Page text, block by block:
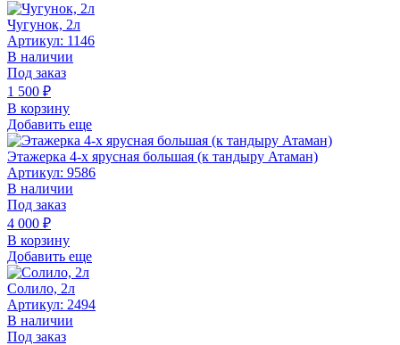
Чугунок, 2л
Артикул: 1146
В наличии
Под заказ
1 500 ₽
В корзину
Добавить еще
Этажерка 4-х ярусная большая (к тандыру Атаман)
Артикул: 9586
В наличии
Под заказ
4 000 ₽
В корзину
Добавить еще
Солило, 2л
Артикул: 2494
В наличии
Под заказ